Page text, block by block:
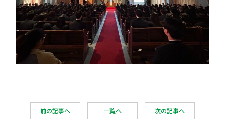
前の記事へ 一覧へ 次の記事へ